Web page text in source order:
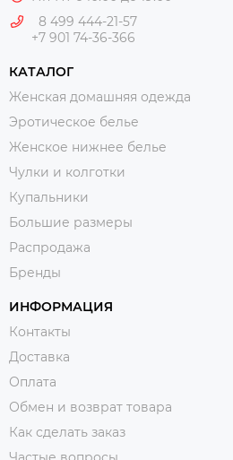
8 499 444-21-57
+7 901 74-36-366
КАТАЛОГ
Женская домашняя одежда
Эротическое белье
Женское нижнее белье
Чулки и колготки
Купальники
Большие размеры
Распродажа
Бренды
ИНФОРМАЦИЯ
Контакты
Доставка
Оплата
Обмен и возврат товара
Как сделать заказ